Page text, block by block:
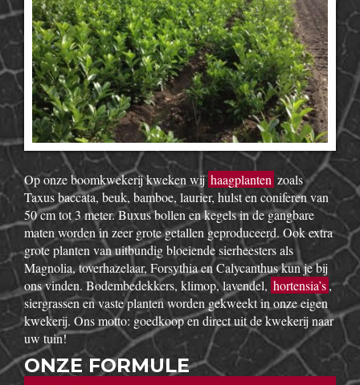
Op onze boomkwekerij kweken wijhaagplanten zoals
Taxus baccata, beuk, bamboe, laurier, hulst en coniferen van
50 cm tot 3 meter. Buxus bollen en kegels in de gangbare
maten worden in zeer grote getallen geproduceerd. Ook extra
grote planten van uitbundig bloeiende sierheesters als
Magnolia, toverhazelaar, Forsythia en Calycanthus kun je bij
ons vinden. Bodembedekkers, klimop, lavendel, hortensia’s,
siergrassen en vaste planten worden gekweekt in onze eigen
kwekerij. Ons motto: goedkoop en direct uit de kwekerij naar
uw tuin!
ONZE FORMULE